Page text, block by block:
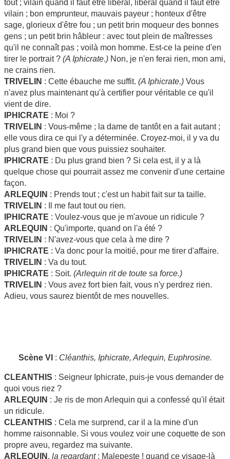
tout ; vilain quand il faut être libéral, libéral quand il faut être
vilain ; bon emprunteur, mauvais payeur ; honteux d'être
sage, glorieux d'être fou ; un petit brin moqueur des bonnes
gens ; un petit brin hâbleur : avec tout plein de maîtresses
qu'il ne connaît pas ; voilà mon homme. Est-ce la peine d'en
tirer le portrait ? (A Iphicrate.) Non, je n'en ferai rien, mon ami,
ne crains rien.
TRIVELIN : Cette ébauche me suffit. (A Iphicrate.) Vous
n'avez plus maintenant qu'à certifier pour véritable ce qu'il
vient de dire.
IPHICRATE : Moi ?
TRIVELIN : Vous-même ; la dame de tantôt en a fait autant ;
elle vous dira ce qui l'y a déterminée. Croyez-moi, il y va du
plus grand bien que vous puissiez souhaiter.
IPHICRATE : Du plus grand bien ? Si cela est, il y a là
quelque chose qui pourrait assez me convenir d'une certaine
façon.
ARLEQUIN : Prends tout ; c'est un habit fait sur ta taille.
TRIVELIN : Il me faut tout ou rien.
IPHICRATE : Voulez-vous que je m'avoue un ridicule ?
ARLEQUIN : Qu'importe, quand on l'a été ?
TRIVELIN : N'avez-vous que cela à me dire ?
IPHICRATE : Va donc pour la moitié, pour me tirer d'affaire.
TRIVELIN : Va du tout.
IPHICRATE : Soit. (Arlequin rit de toute sa force.)
TRIVELIN : Vous avez fort bien fait, vous n'y perdrez rien.
Adieu, vous saurez bientôt de mes nouvelles.
Scène VI : Cléanthis, Iphicrate, Arlequin, Euphrosine.
CLEANTHIS : Seigneur Iphicrate, puis-je vous demander de
quoi vous riez ?
ARLEQUIN : Je ris de mon Arlequin qui a confessé qu'il était
un ridicule.
CLEANTHIS : Cela me surprend, car il a la mine d'un
homme raisonnable. Si vous voulez voir une coquette de son
propre aveu, regardez ma suivante.
ARLEQUIN , la regardant : Malepeste ! quand ce visage-là